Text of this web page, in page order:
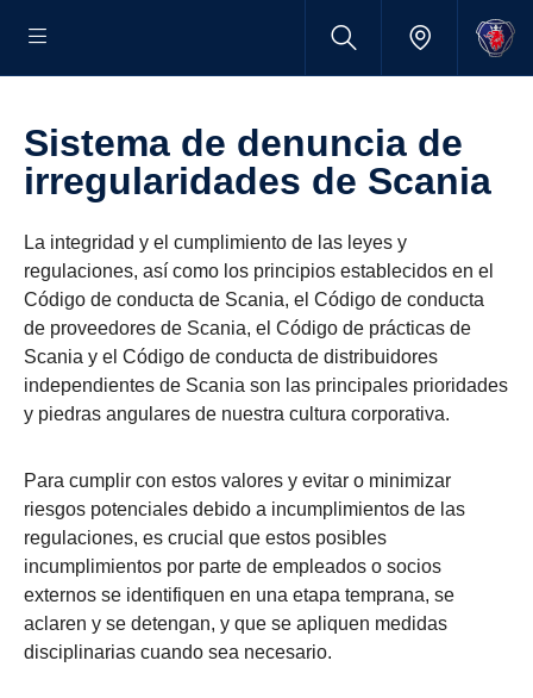
Sistema de denuncia de
irregularidades de Scania
La integridad y el cumplimiento de las leyes y
regulaciones, así como los principios establecidos en el
Código de conducta de Scania, el Código de conducta
de proveedores de Scania, el Código de prácticas de
Scania y el Código de conducta de distribuidores
independientes de Scania son las principales prioridades
y piedras angulares de nuestra cultura corporativa.
Para cumplir con estos valores y evitar o minimizar
riesgos potenciales debido a incumplimientos de las
regulaciones, es crucial que estos posibles
incumplimientos por parte de empleados o socios
externos se identifiquen en una etapa temprana, se
aclaren y se detengan, y que se apliquen medidas
disciplinarias cuando sea necesario.